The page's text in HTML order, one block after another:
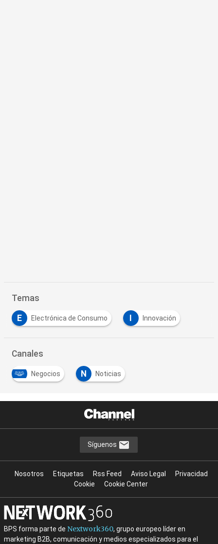
Temas
E Electrónica de Consumo Innovación
Canales
Negocios N Noticias
Síguenos
Nosotros Etiquetas Rss Feed Aviso Legal
Privacidad
Cookie
Cookie Center
BPS forma parte de Nextwork360, grupo europeo líder en
marketing B2B, comunicación y medios especializados para el